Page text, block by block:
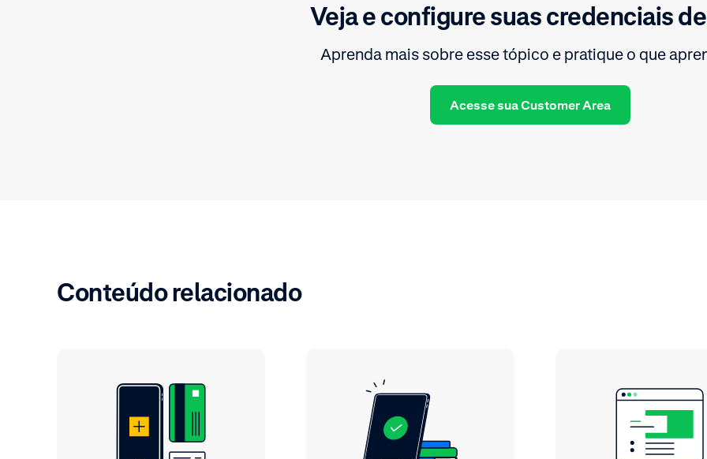
Veja e configure suas credenciais
Aprenda mais sobre esse tópico e pratique o que
Acesse sua Customer Area
Conteúdo relacionado